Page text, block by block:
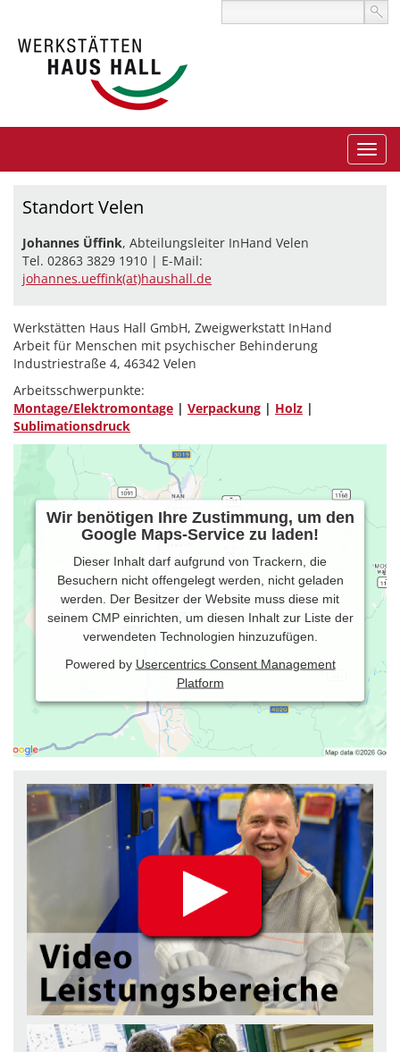
Standort Velen
Johannes Üffink, Abteilungsleiter InHand Velen
Tel. 02863 3829 1910 | E-Mail:
johannes.ueffink(at)haushall.de
Werkstätten Haus Hall GmbH, Zweigwerkstatt InHand
Arbeit für Menschen mit psychischer Behinderung
Industriestraße 4, 46342 Velen
Arbeitsschwerpunkte:
Montage/Elektromontage | Verpackung | Holz |
Sublimationsdruck
Wir benötigen Ihre Zustimmung, um den
Google Maps-Service zu laden!
Dieser Inhalt darf aufgrund von Trackern, die
Besuchern nicht offengelegt werden, nicht geladen
werden. Der Besitzer der Website muss diese mit
seinem CMP einrichten, um diesen Inhalt zur Liste der
verwendeten Technologien hinzuzufügen.
Powered by Usercentrics Consent Management
Platform